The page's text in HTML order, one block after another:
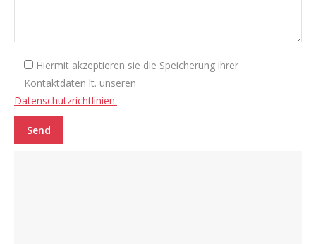
Hiermit akzeptieren sie die Speicherung ihrer
Kontaktdaten lt. unseren
Datenschutzrichtlinien.